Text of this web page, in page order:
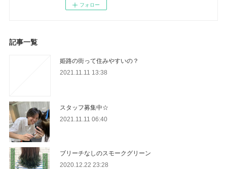
フォロー
記事一覧
姫路の街って住みやすいの？
2021.11.11 13:38
スタッフ募集中☆
2021.11.11 06:40
ブリーチなしのスモークグリーン
2020.12.22 23:28